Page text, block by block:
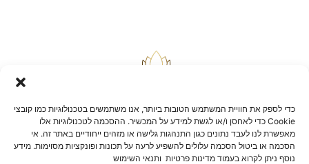
כדי לספק את חוויית המשתמש הטובות ביותר, אנו משתמשים בטכנולוגיות כמו קובצי
Cookie כדי לאחסן ו/או לגשת למידע על המכשיר. ההסכמה לטכנולוגיות אלו
מאפשרת לנו לעבד נתונים כגון התנהגות גלישה או מזהים ייחודיים באתר זה. אי
הסכמה או ביטול הסכמה עלולים להשפיע לרעה על תכונות ופונקציות מסוימות. מידע
נוסף ניתן לקרוא בעמוד מדינות פרטיות ותנאי השימוש
בלוג